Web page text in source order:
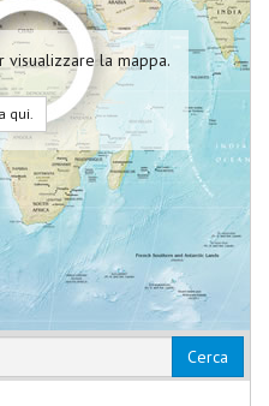
visualizzare la mappa.
qui.
Cerca